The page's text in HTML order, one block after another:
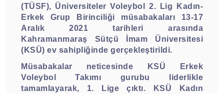
(TÜSF), Üniversiteler Voleybol 2. Lig Kadın-
Erkek Grup Birinciliği müsabakaları 13-17
Aralık 2021 tarihleri arasında
Kahramanmaraş Sütçü İmam Üniversitesi
(KSÜ) ev sahipliğinde gerçekleştirildi.
Müsabakalar neticesinde KSÜ Erkek
Voleybol Takımı gurubu liderlikle
tamamlayarak, 1. Lige çıktı. KSÜ Kadın